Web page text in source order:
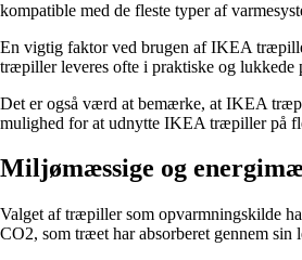
kompatible med de fleste typer af
En vigtig faktor ved brugen af IKEA
træpiller leveres ofte i praktiske og lukkede
Det er også værd at bemærke, at IKEA
mulighed for at udnytte IKEA træpiller på
Miljømæssige og
Valget af træpiller som opvarmningskilde
CO2, som træet har absorberet gennem sin